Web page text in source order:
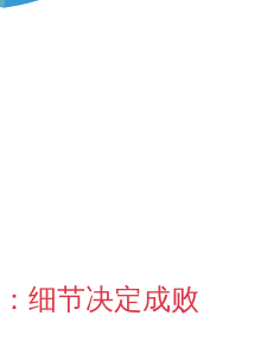
细节决定成败